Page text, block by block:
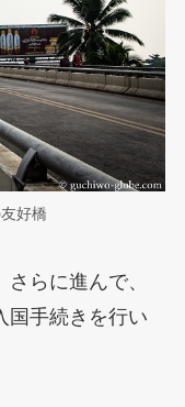
好橋
らに進んで、
国手続きを行い